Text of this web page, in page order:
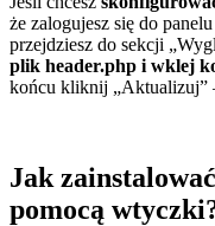
że zalogujesz się do
przejdziesz do sekcji
plik header.php i wklej
końcu kliknij „Aktualizuj”
Jak
pomocą